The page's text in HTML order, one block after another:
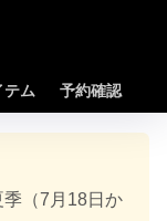
テム 予約確認
（7月18日か